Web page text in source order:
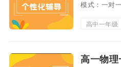
模式：一对一
高中一年级
高一物